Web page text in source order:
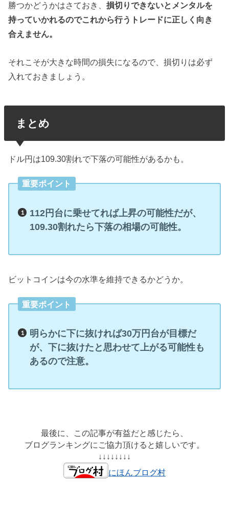
勝つかどうかはさておき、損切りできないとメンタルを
持っていかれるのでこれから行うトレードに正しく向き
合えません。
それこそが大きな時間の損失になるので、損切りは必ず
入れておきましょう。
まとめ
ドル円は109.30割れで下落の可能性があるかも。
重要ポイント
112円台に乗せてれば上昇の可能性だが、
109.30割れたら下落の相場の可能性。
ビットコインは今の水準を維持できるかどうか。
重要ポイント
明らかに下に抜ければ30万円台が目標だ
が、下に抜けたと思わせて上がる可能性も
あるので注意。
最後に、この記事が有益だと感じたら、
ブログランキングにご協力頂けると嬉しいです。
↓↓↓↓↓↓↓↓
にほんブログ村